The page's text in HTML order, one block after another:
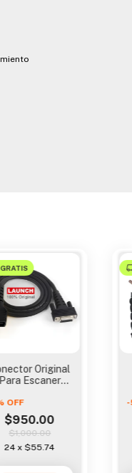
GRATIS
Original
Para Escaner
Crp129e
OFF
$950.00
$1,000.00
24 x $55.74
-